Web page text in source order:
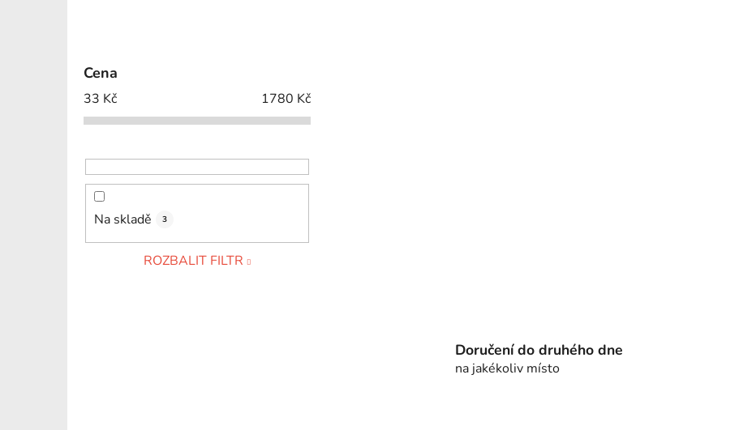
Cena
33 Kč 1780 Kč
Na skladě 3
ROZBALIT FILTR
Doručení do druhého dne
na jakékoliv místo